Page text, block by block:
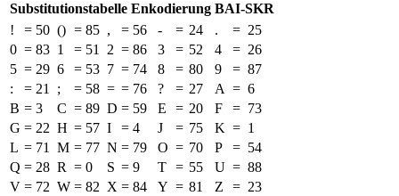
Substitutionstabelle Enkodierung BAI-SKR
!
= 50 () = 85 , = 56 - = 24 . = 25
0 = 83 1 = 51 2 = 86 3 = 52 4 = 26
5 = 29 6 = 53 7 = 74 8 = 80 9 = 87
:
= 21 ; = 58 = = 76 ? = 27 A = 6
B = 3 C = 89 D = 59 E = 20 F = 73
G = 22 H = 57 I = 4 J = 75 K = 1
L = 71 M = 77 N = 79 O = 70 P = 54
Q = 28 R = 0 S = 9 T = 55 U = 88
V = 72 W = 82 X = 84 Y = 81 Z = 23